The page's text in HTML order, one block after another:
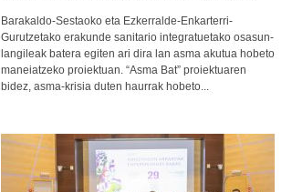
Barakaldo-Sestaoko eta Ezkerralde-Enkarterri-
Gurutzetako erakunde sanitario integratuetako osasun-
langileak batera egiten ari dira lan asma akutua hobeto
maneiatzeko proiektuan. “Asma Bat” proiektuaren
bidez, asma-krisia duten haurrak hobeto...